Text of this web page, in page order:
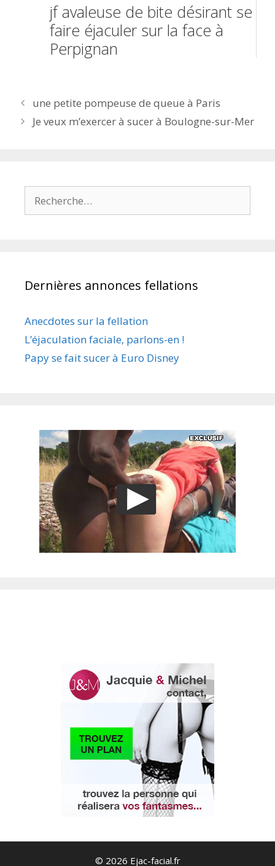
jf avaleuse de bite désirant se
faire éjaculer sur la face à
Perpignan
Navigation
des
articles
une petite pompeuse de queue à Paris
Je veux m’exercer à sucer à Boulogne-sur-Mer
Dernières annonces fellations
Anecdotes sur la fellation
L’éjaculation faciale, parlons-en !
Papy se fait sucer à Euro Disney
© 2026 Ejac-facial.fr